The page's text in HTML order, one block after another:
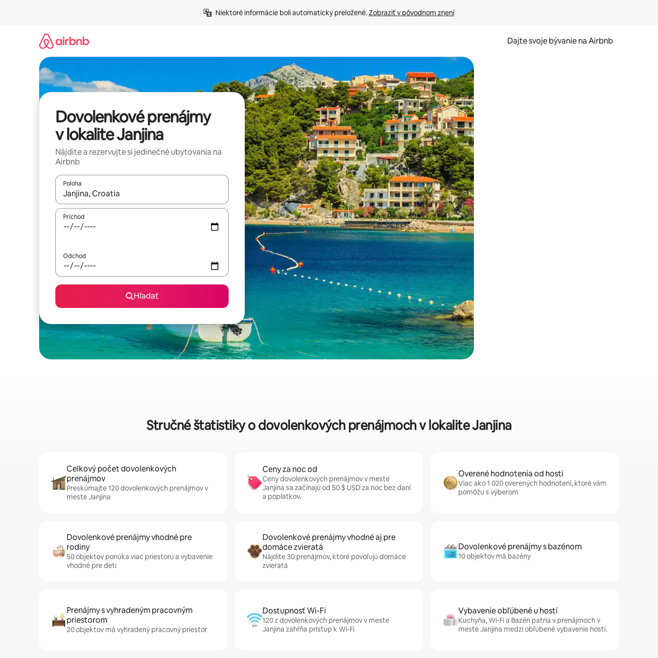
Niektoré informácie boli automaticky preložené. Zobraziť v pôvodnom znení
Dajte svoje bývanie na Airbnb
Dovolenkové prenájmy
v lokalite Janjina
Nájdite a rezervujte si jedinečné ubytovania na
Airbnb
Poloha
Keď budú výsledky k dispozícii, môžete si ich prechádzať pomocou klávesov so šípkami nahor a nadol alebo ich preskúmať pomocou dotykových gest či potiahnutia prstom.
Príchod
Odchod
Hľadať
Stručné štatistiky o dovolenkových prenájmoch v lokalite Janjina
Celkový počet dovolenkových
prenájmov
Preskúmajte 120 dovolenkových prenájmov v
meste Janjina
Ceny za noc od
Ceny dovolenkových prenájmov v meste
Janjina sa začínajú od 50 $ USD za noc bez daní
a poplatkov.
Overené hodnotenia od hostí
Viac ako 1 020 overených hodnotení, ktoré vám
pomôžu s výberom
Dovolenkové prenájmy vhodné pre
rodiny
50 objektov ponúka viac priestoru a vybavenie
vhodné pre deti
Dovolenkové prenájmy vhodné aj pre
domáce zvieratá
Nájdite 30 prenájmov, ktoré povoľujú domáce
zvieratá
Dovolenkové prenájmy s bazénom
10 objektov má bazény
Prenájmy s vyhradeným pracovným
priestorom
20 objektov má vyhradený pracovný priestor
Dostupnosť Wi-Fi
120 z dovolenkových prenájmov v meste
Janjina zahŕňa prístup k Wi-Fi
Vybavenie obľúbené u hostí
Kuchyňa, Wi-Fi a Bazén patria v prenájmoch v
meste Janjina medzi obľúbené vybavenie hostí.